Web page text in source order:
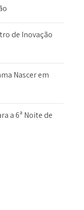
de Inovação
Nascer em
a 6ª Noite de